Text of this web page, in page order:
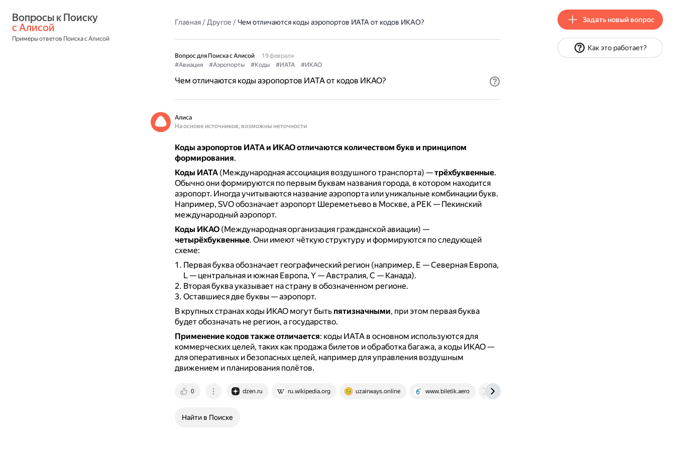
с Алисой
Примеры ответов Поиска с Алисой
Главная/Другое / Чем отличаются коды аэропортов ИАТА от кодов ИКАО?
Вопрос для Поиска с Алисой
19 февраля
#Авиация
#Аэропорты #Коды #ИАТА #ИКАО
Чем отличаются коды аэропортов ИАТА от кодов ИКАО?
Алиса
На основе источников, возможны неточности
Коды аэропортов ИАТА и ИКАО отличаются количеством букв и принципом
формирования.
Коды ИАТА(Международная ассоциация воздушного транспорта) —трёхбуквенные.
Обычно они формируются по первым буквам названия города, в котором находится
аэропорт. Иногда учитываются название аэропорта или уникальные комбинации букв.
Например, SVO обозначает аэропорт Шереметьево в Москве, а PEK — Пекинский
международный аэропорт.
Коды ИКАО(Международная организация гражданской авиации) —
четырёхбуквенные. Они имеют чёткую структуру и формируются по следующей
схеме:
Первая буква обозначает географический регион (например, E — Северная Европа,
L — центральная и южная Европа, Y — Австралия, C — Канада).
Вторая буква указывает на страну в обозначенном регионе.
Оставшиеся две буквы — аэропорт.
В крупных странах коды ИКАО могут быть пятизначными, при этом первая буква
будет обозначать не регион, а государство.
Применение кодов также отличается: коды ИАТА в основном используются для
коммерческих целей, таких как продажа билетов и обработка багажа, а коды ИКАО —
для оперативных и безопасных целей, например для управления воздушным
движением и планирования полётов.
0 dzen.ru ru.wikipedia.org uzairways.online www.biletik.aero www.techinsider.ru
Найти в Поиске
Задать новый вопрос
Как это работает?